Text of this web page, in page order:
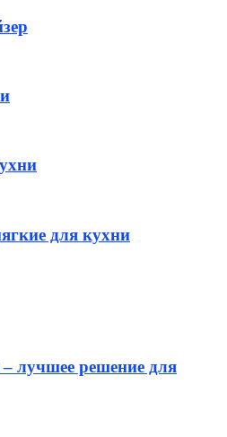
для кухни
лучшее решение для